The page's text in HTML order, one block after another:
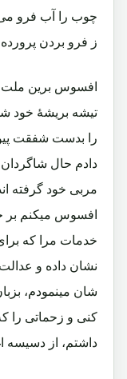
چوب را آب فرو
ز فرو بردن
افسوس برین ملت
تیشه بریشۀ خود
را بدست شفقت
دادم حال
مربی خود گرفته
افسوس میکنم بر
خدمات مرا که
نشان داده و
شان مینمودم،
کنی و زحماتی را
داشتم، از دسیسه